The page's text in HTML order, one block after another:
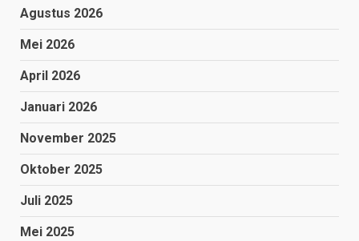
Agustus 2026
Mei 2026
April 2026
Januari 2026
November 2025
Oktober 2025
Juli 2025
Mei 2025